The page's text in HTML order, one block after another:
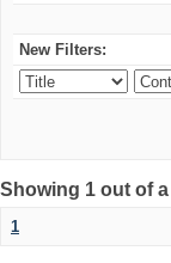
New Filters:
Showing 1 out of
1